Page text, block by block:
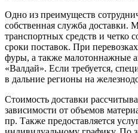
Одно из преимуществ
собственная служба
транспортных средств и четко
сроки поставок. При
фуры, а также малотоннажные
«Валдай». Если требуется,
в дальние регионы на
Стоимость доставки
зависимости от объемов
пр. Также предоставляется